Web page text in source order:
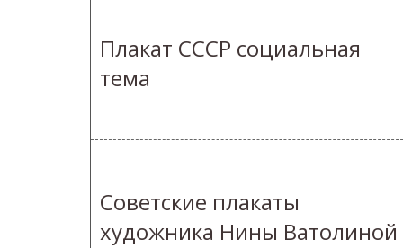
Плакат СССР социальная
тема
Советские плакаты
художника Нины Ватолиной